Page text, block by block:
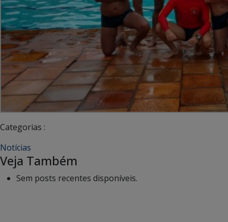
Categorias :
Notícias
Veja Também
Sem posts recentes disponíveis.